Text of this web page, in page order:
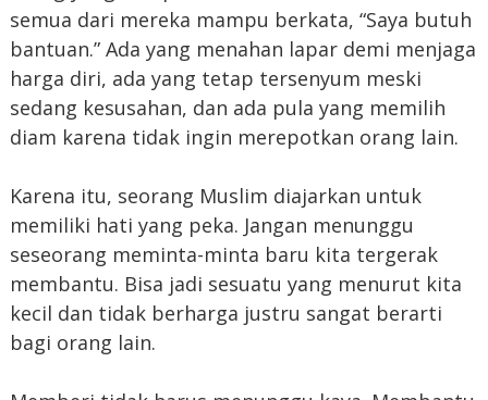
semua dari mereka mampu berkata, “Saya butuh
bantuan.” Ada yang menahan lapar demi menjaga
harga diri, ada yang tetap tersenyum meski
sedang kesusahan, dan ada pula yang memilih
diam karena tidak ingin merepotkan orang lain.
Karena itu, seorang Muslim diajarkan untuk
memiliki hati yang peka. Jangan menunggu
seseorang meminta-minta baru kita tergerak
membantu. Bisa jadi sesuatu yang menurut kita
kecil dan tidak berharga justru sangat berarti
bagi orang lain.